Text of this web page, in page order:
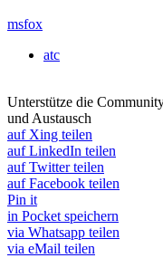
msfox
atc
Unterstütze die
und Austausch
auf Xing teilen
auf LinkedIn teilen
auf Twitter teilen
auf Facebook teilen
Pin it
in Pocket speichern
via Whatsapp teilen
via eMail teilen